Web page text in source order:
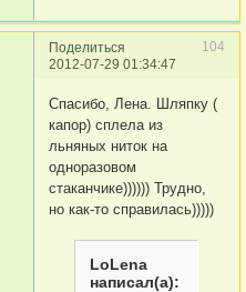
Поделиться
104
2012-07-29 01:34:47
Спасибо, Лена. Шляпку (
капор) сплела из
льняных ниток на
одноразовом
стаканчике)))))) Трудно,
но как-то справилась)))))
LoLena
написал(а):